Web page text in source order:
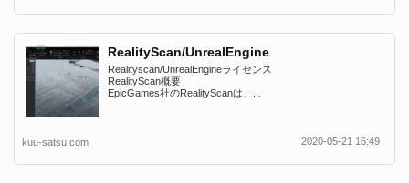
RealityScan/UnrealEngine
Realityscan/UnrealEngineライセンス
RealityScan概要
EpicGames社のRealityScanは、...
kuu-satsu.com 2020-05-21 16:49